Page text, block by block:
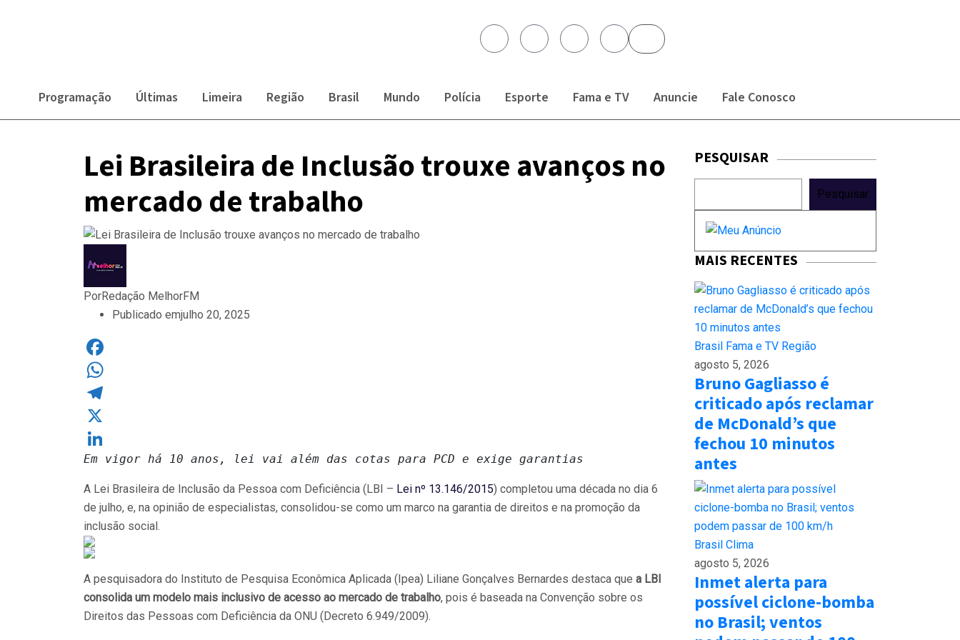
Programação Últimas Limeira Região Brasil Mundo Polícia Esporte Fama e TV Anuncie Fale Conosco
Lei Brasileira de Inclusão trouxe avanços no
mercado de trabalho
PorRedação MelhorFM
Publicado emjulho 20, 2025
Facebook
WhatsApp
Telegram
X
LinkedIn
Em vigor há 10 anos, lei vai além das cotas para PCD e exige garantias
A Lei Brasileira de Inclusão da Pessoa com Deficiência (LBI – Lei nº 13.146/2015) completou uma década no dia 6
de julho, e, na opinião de especialistas, consolidou-se como um marco na garantia de direitos e na promoção da
inclusão social.
A pesquisadora do Instituto de Pesquisa Econômica Aplicada (Ipea) Liliane Gonçalves Bernardes destaca que a LBI
consolida um modelo mais inclusivo de acesso ao mercado de trabalho, pois é baseada na Convenção sobre os
Direitos das Pessoas com Deficiência da ONU (Decreto 6.949/2009).
PESQUISAR
Pesquisar
MAIS RECENTES
Brasil Fama e TV Região
agosto 5, 2026
Bruno Gagliasso é
criticado após reclamar
de McDonald’s que
fechou 10 minutos
antes
Brasil Clima
agosto 5, 2026
Inmet alerta para
possível ciclone-bomba
no Brasil; ventos